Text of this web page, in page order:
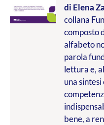
di Elena
collana
composto
alfabeto
parola
lettura e,
una
bene, a